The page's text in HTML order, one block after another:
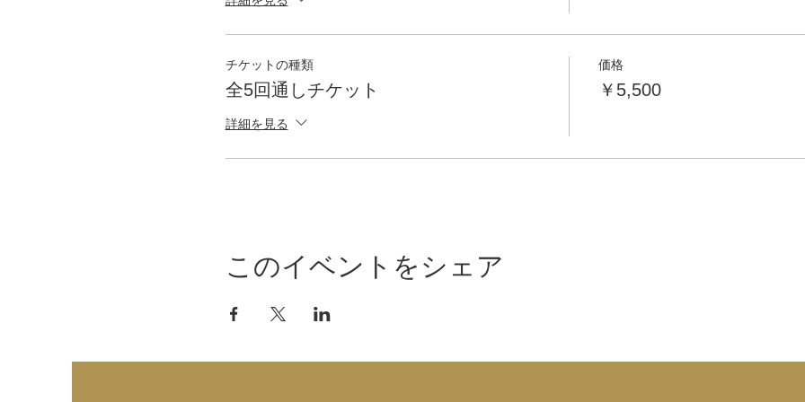
チケットの種類
全5回通しチケット
詳細を見る
価格
￥5,500
このイベントをシェア